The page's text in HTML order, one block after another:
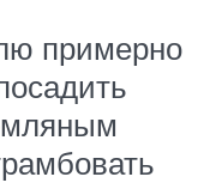
примерно